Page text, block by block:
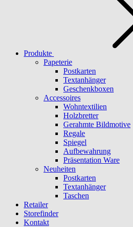
Produkte
Papeterie
Postkarten
Textanhänger
Geschenkboxen
Accessoires
Wohntextilien
Holzbretter
Gerahmte Bildmotive
Regale
Spiegel
Aufbewahrung
Präsentation Ware
Neuheiten
Postkarten
Textanhänger
Taschen
Retailer
Storefinder
Kontakt